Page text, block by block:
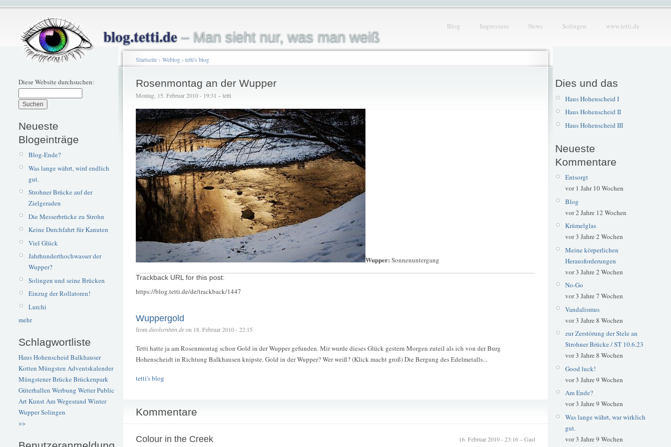
blog.tetti.de– Man sieht nur, was man weiß
Blog Impressum News Solingen www.tetti.de
Diese Website durchsuchen:
Neueste
Blogeinträge
Blog-Ende?
Was lange währt, wird endlich
gut.
Strohner Brücke auf der
Zielgeraden
Die Messerbrücke zu Strohn
Keine Durchfahrt für Kanuten
Viel Glück
Jahrhunderthochwasser der
Wupper?
Solingen und seine Brücken
Einzug der Rollatoren!
Lurchi
mehr
Schlagwortliste
Haus Hohenscheid Balkhauser
Kotten Müngsten Adventskalender
Müngstener BrückeBrückenpark
Güterhallen Werbung WetterPublic
ArtKunstAm Wegesrand Winter
WupperSolingen
>>
Startseite› Weblog› tetti's blog
Rosenmontag an der Wupper
Montag, 15. Februar 2010 - 19:31 – tetti
Wupper: Sonnenuntergang
Trackback URL for this post:
https://blog.tetti.de/de/trackback/1447
Wuppergold
fromdieolsenban.deon 18. Februar 2010 - 22:15
Tetti hatte ja am Rosenmontag schon Gold in der Wupper gefunden. Mir wurde dieses Glück gestern Morgen zuteil als ich von der Burg
Hohenscheidt in Richtung Balkhausen knipste. Gold in der Wupper? Wer weiß? (Klick macht groß) Die Bergung des Edelmetalls...
tetti's blog
Kommentare
16. Februar 2010 - 23:16 – Gast
Colour in the Creek
Dies und das
Haus Hohenscheid I
Haus Hohenscheid II
Haus Hohenscheid III
Neueste
Kommentare
Entsorgt
vor 1 Jahr 10 Wochen
Blog
vor 2 Jahre 12 Wochen
Krümelglas
vor 3 Jahre 2 Wochen
Meine körperlichen
Herausforderungen
vor 3 Jahre 2 Wochen
No-Go
vor 3 Jahre 7 Wochen
Vandalismus
vor 3 Jahre 8 Wochen
zur Zerstörung der Stele an
Strohner Brücke / ST 10.6.23
vor 3 Jahre 8 Wochen
Good luck!
vor 3 Jahre 9 Wochen
Am Ende?
vor 3 Jahre 9 Wochen
Was lange währt, war wirklich
gut.
vor 3 Jahre 9 Wochen